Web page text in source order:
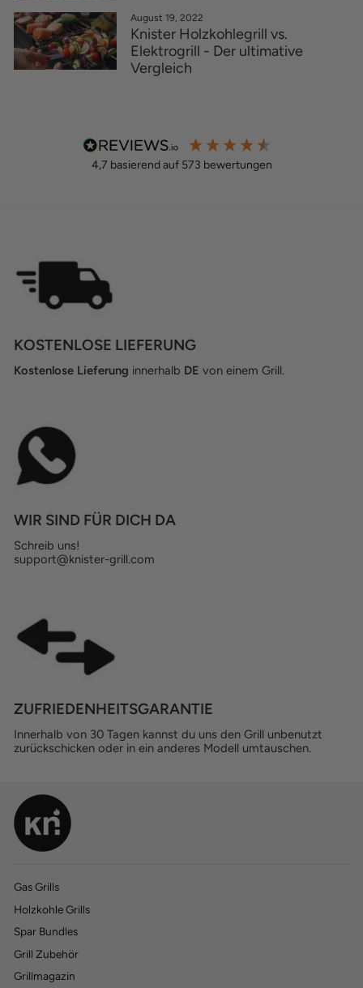
August 19, 2022
Knister Holzkohlegrill vs.
Elektrogrill - Der ultimative
Vergleich
4,7 basierend auf 573 bewertungen
KOSTENLOSE LIEFERUNG
Kostenlose Lieferung innerhalb DE von einem Grill.
WIR SIND FÜR DICH DA
Schreib uns!
support@knister-grill.com
ZUFRIEDENHEITSGARANTIE
Innerhalb von 30 Tagen kannst du uns den Grill unbenutzt
zurückschicken oder in ein anderes Modell umtauschen.
Gas Grills
Holzkohle Grills
Spar Bundles
Grill Zubehör
Grillmagazin
770 Bewertungen
770 Bewertungen